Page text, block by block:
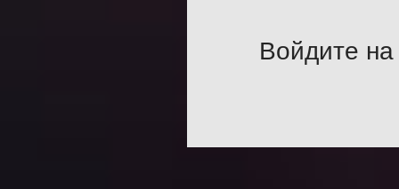
Войдите на